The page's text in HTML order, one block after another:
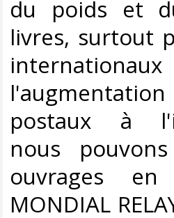
du poids et
livres, surtout
internationaux
postaux à
nous
ouvrages
MONDIAL